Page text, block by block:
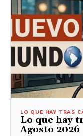
LO QUE HAY TRAS
Lo que hay
Agosto 2026